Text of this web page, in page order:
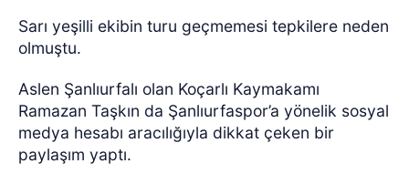
Sarı yeşilli ekibin turu geçmemesi tepkilere neden
olmuştu.
Aslen Şanlıurfalı olan Koçarlı Kaymakamı
Ramazan Taşkın da Şanlıurfaspor’a yönelik sosyal
medya hesabı aracılığıyla dikkat çeken bir
paylaşım yaptı.